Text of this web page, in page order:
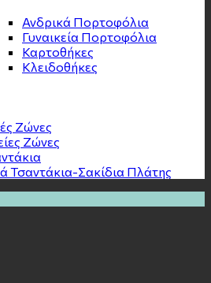
Ανδρικά Πορτοφόλια
Γυναικεία Πορτοφόλια
Καρτοθήκες
Κλειδοθήκες
Ζώνες
Ζώνες
Τσαντάκια-Σακίδια Πλάτης